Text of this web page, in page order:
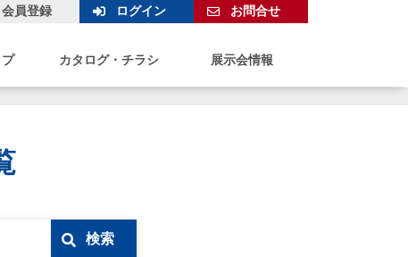
カタログ・チラシ 展示会情報
会員登録 ログイン お問合せ
検索